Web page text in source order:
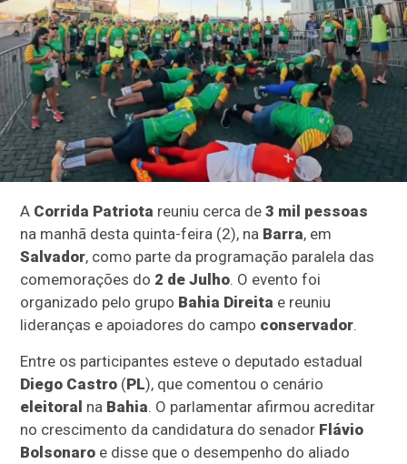
A Corrida Patriota reuniu cerca de3 mil pessoas
na manhã desta quinta-feira (2), na Barra, em
Salvador, como parte da programação paralela das
comemorações do 2 de Julho. O evento foi
organizado pelo grupo Bahia Direita e reuniu
lideranças e apoiadores do campo conservador.
Entre os participantes esteve o deputado estadual
Diego Castro (PL), que comentou o cenário
eleitoral na Bahia. O parlamentar afirmou acreditar
no crescimento da candidatura do senador Flávio
Bolsonaro e disse que o desempenho do aliado